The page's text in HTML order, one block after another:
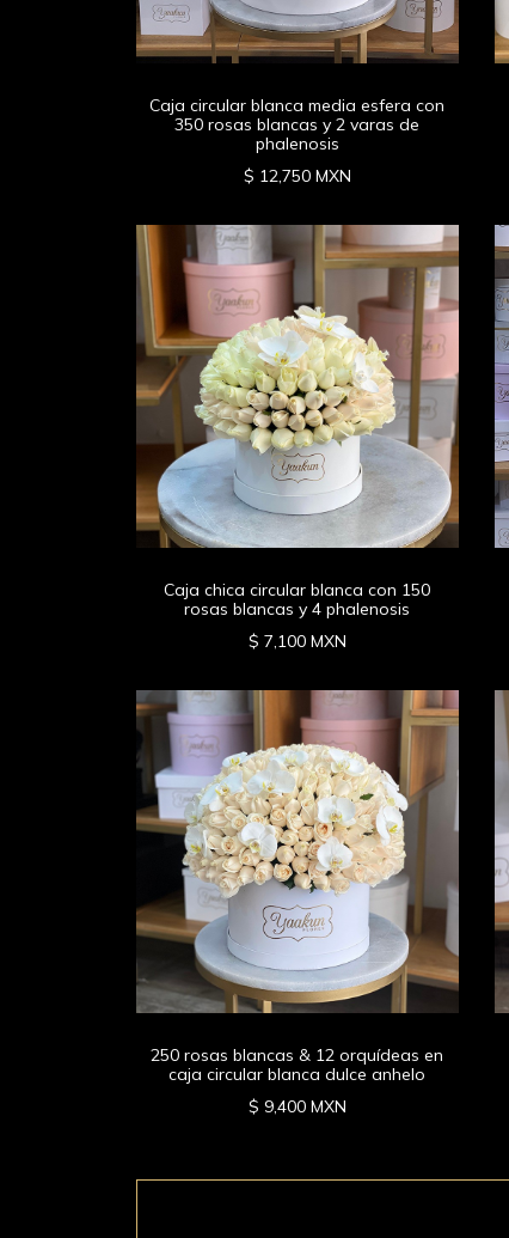
Caja circular blanca media esfera con
350 rosas blancas y 2 varas de
phalenosis
$ 12,750 MXN
Caja chica circular blanca con 150
rosas blancas y 4 phalenosis
$ 7,100 MXN
250 rosas blancas & 12 orquídeas en
caja circular blanca dulce anhelo
$ 9,400 MXN